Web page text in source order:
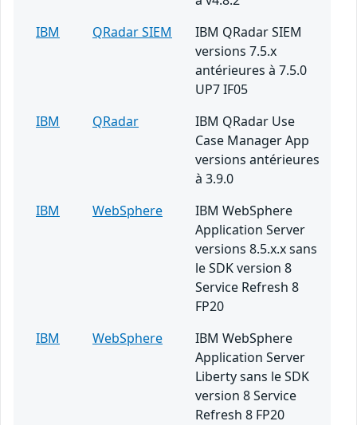
IBM
QRadar SIEM
IBM QRadar SIEM
versions 7.5.x
antérieures à 7.5.0
UP7 IF05
IBM
QRadar
IBM QRadar Use
Case Manager App
versions antérieures
à 3.9.0
IBM
WebSphere
IBM WebSphere
Application Server
versions 8.5.x.x sans
le SDK version 8
Service Refresh 8
FP20
IBM
WebSphere
IBM WebSphere
Application Server
Liberty sans le SDK
version 8 Service
Refresh 8 FP20